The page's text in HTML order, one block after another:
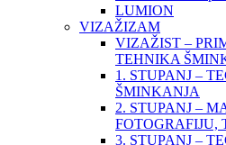
LUMION
VIZAŽIZAM
VIZAŽIST –
TEHNIKA
1. STUPANJ –
ŠMINKANJA
2. STUPANJ –
FOTOGRAFIJU,
3. STUPANJ –